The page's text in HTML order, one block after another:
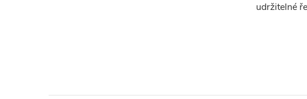
udržitelné